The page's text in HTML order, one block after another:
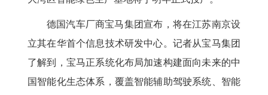
德国汽车厂商宝马集团宣布，将在江苏南京设
立其在华首个信息技术研发中心。记者从宝马集团
了解到，宝马正系统化布局加速构建面向未来的中
国智能化生态体系，覆盖智能辅助驾驶系统、智能